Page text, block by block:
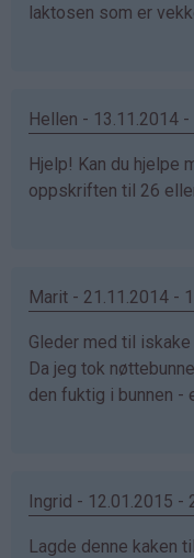
laktosen som er
Hellen - 13.11.2014 -
Hjelp! Kan du hjelpe
oppskriften til 26
Marit - 21.11.2014 -
Gleder med til
Da jeg tok
den fuktig i bunnen -
Ingrid - 12.01.2015 -
Lagde denne kaken